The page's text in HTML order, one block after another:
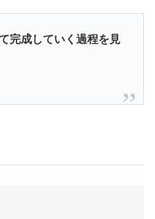
完成していく過程を見